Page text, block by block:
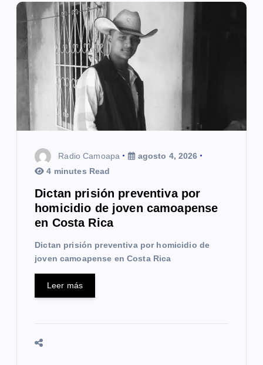
n
e
Radio Camoapa
agosto 4, 2026
4 minutes Read
Dictan prisión preventiva por
homicidio de joven camoapense
en Costa Rica
Dictan prisión preventiva por homicidio de
joven camoapense en Costa Rica
Leer más